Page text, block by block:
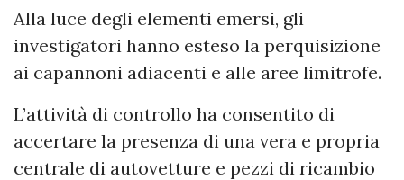
Alla luce degli elementi emersi, gli
investigatori hanno esteso la perquisizione
ai capannoni adiacenti e alle aree limitrofe.
L’attività di controllo ha consentito di
accertare la presenza di una vera e propria
centrale di autovetture e pezzi di ricambio